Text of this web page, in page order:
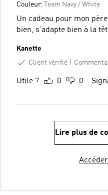
Couleur: Team Navy / White
Un cadeau pour mon
bien, s'adapte bien à la
Kanette
Client vérifié
Utile ? 0 0
Lire plus de